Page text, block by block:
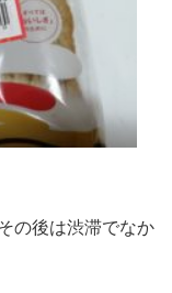
の後は渋滞でなか